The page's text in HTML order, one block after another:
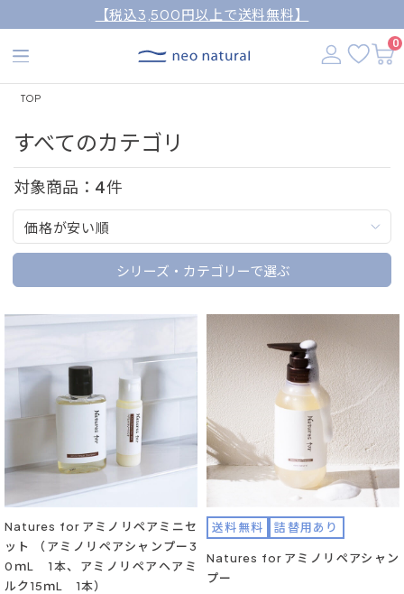
【税込3,500円以上で送料無料】
0
TOP
すべてのカテゴリ
対象商品： 4件
価格が安い順
シリーズ・カテゴリーで選ぶ
Natures for アミノリペアミニセ
ット （アミノリペアシャンプー3
0ｍL 1本、アミノリペアヘアミ
ルク15ｍL 1本）
送料無料 詰替用あり
Natures for アミノリペアシャン
プー